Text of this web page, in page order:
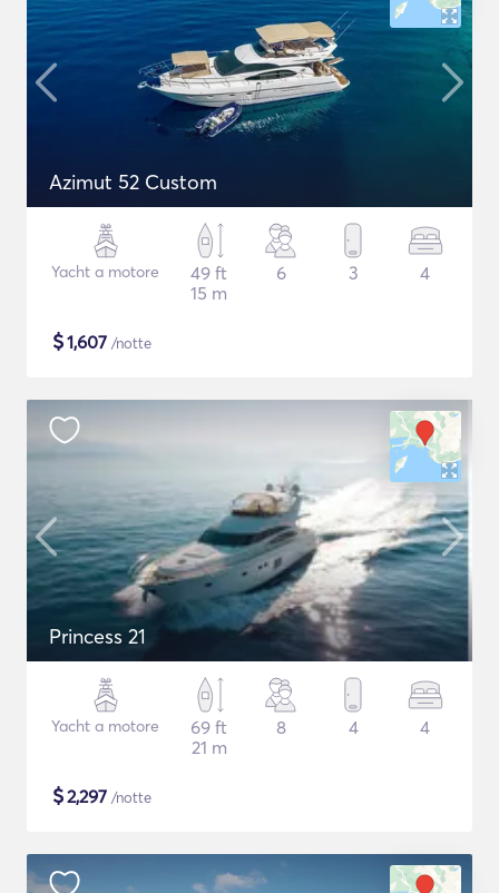
Azimut 52 Custom
Yacht a motore
49 ft
15 m
6 3 4
$1,607 /notte
Princess 21
Yacht a motore
69 ft
21 m
8 4 4
$2,297 /notte